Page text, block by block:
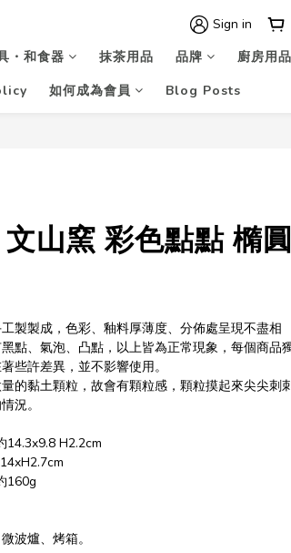
Sign in
・和食器 抹茶用品 品牌 廚房用品
如何成為會員 Blog Posts
文山窯 彩色點點 橢圓
製製成，色彩、釉料厚薄度、分佈處呈現不盡相
點、氣泡、凸點，以上皆為正常現象，每個商品
些許差異，並不影響使用。
的黏土顆粒，故會有顆粒感，顆粒摸起來尖尖刺
況。
14.3x9.8 H2.2cm
160g
波爐、烤箱。